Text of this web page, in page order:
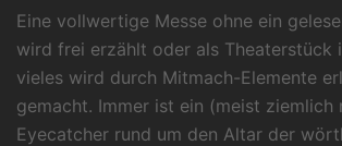
Eine vollwertige Messe ohne ein
wird frei erzählt oder als Theaterstück
vieles wird durch Mitmach-Elemente
gemacht. Immer ist ein (meist ziemlich
Eyecatcher rund um den Altar der